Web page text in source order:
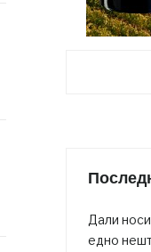
Дали
едно